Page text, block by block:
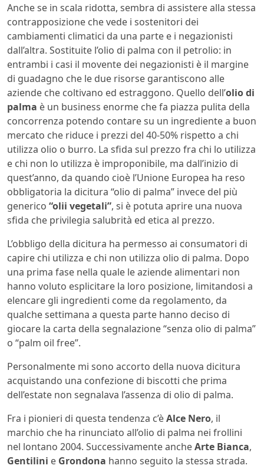
Anche se in scala ridotta, sembra di assistere alla stessa
contrapposizione che vede i sostenitori dei
cambiamenti climatici da una parte e i negazionisti
dall’altra. Sostituite l’olio di palma con il petrolio: in
entrambi i casi il movente dei negazionisti è il margine
di guadagno che le due risorse garantiscono alle
aziende che coltivano ed estraggono. Quello dell’olio di
palma è un business enorme che fa piazza pulita della
concorrenza potendo contare su un ingrediente a buon
mercato che riduce i prezzi del 40-50% rispetto a chi
utilizza olio o burro. La sfida sul prezzo fra chi lo utilizza
e chi non lo utilizza è improponibile, ma dall’inizio di
quest’anno, da quando cioè l’Unione Europea ha reso
obbligatoria la dicitura “olio di palma” invece del più
generico “olii vegetali”, si è potuta aprire una nuova
sfida che privilegia salubrità ed etica al prezzo.
L’obbligo della dicitura ha permesso ai consumatori di
capire chi utilizza e chi non utilizza olio di palma. Dopo
una prima fase nella quale le aziende alimentari non
hanno voluto esplicitare la loro posizione, limitandosi a
elencare gli ingredienti come da regolamento, da
qualche settimana a questa parte hanno deciso di
giocare la carta della segnalazione “senza olio di palma”
o “palm oil free”.
Personalmente mi sono accorto della nuova dicitura
acquistando una confezione di biscotti che prima
dell’estate non segnalava l’assenza di olio di palma.
Fra i pionieri di questa tendenza c’èAlce Nero, il
marchio che ha rinunciato all’olio di palma nei frollini
nel lontano 2004. Successivamente ancheArte Bianca,
Gentilini e Grondona hanno seguito la stessa strada.